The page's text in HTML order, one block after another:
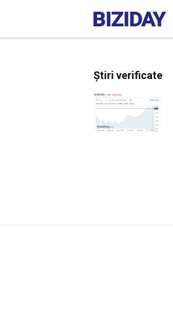
Știri verificate